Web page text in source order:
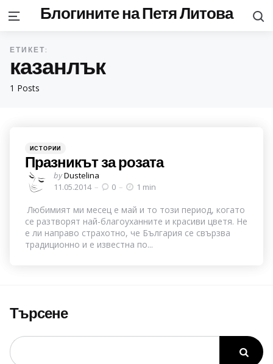
MenuБлогините на Петя Литова
1 Posts
ЕТИКЕТ:
казанлък
Categories
Posted
ИСТОРИИ
Празникът за розата
Posted
by
byDustelina
11.05.2014
0 1 min
Любимият ми месец е май и то този период, когато
се разтворят най-благоуханните и красиви цветя. Не
е ли направо страхотно, че България се свързва
традиционно и е известна по...
Търсене